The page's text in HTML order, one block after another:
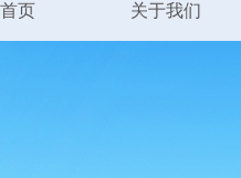
页 关于我们